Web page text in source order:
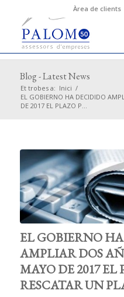
Àrea de clients
Blog - Latest News
Et trobes a: Inici /
EL GOBIERNO HA DECIDIDO
DE 2017 EL PLAZO P...
EL GOBIERNO
AMPLIAR DOS
MAYO DE 2017 EL
RESCATAR UN